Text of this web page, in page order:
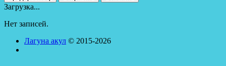
Загрузка...
Нет записей.
Лагуна акул © 2015-2026